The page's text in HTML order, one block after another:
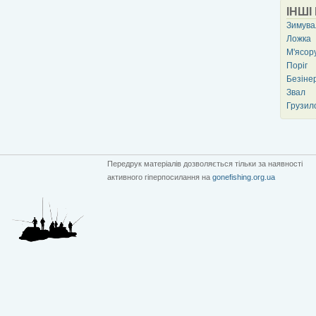
Ложка
Поріг
Звал
Передрук матеріалів дозволяється тільки за наявності
активного гіперпосилання на gonefishing.org.ua